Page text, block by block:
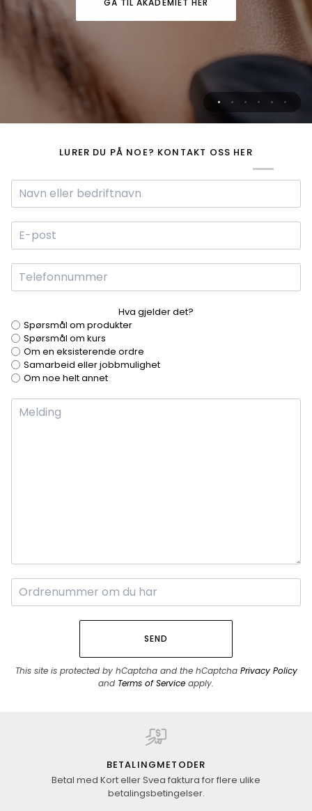
GÅ TIL AKADEMIET HER
LURER DU PÅ NOE? KONTAKT OSS HER
Hva gjelder det?
Spørsmål om produkter
Spørsmål om kurs
Om en eksisterende ordre
Samarbeid eller jobbmulighet
Om noe helt annet
SEND
This site is protected by hCaptcha and the hCaptcha Privacy Policy
and Terms of Service apply.
BETALINGMETODER
Betal med Kort eller Svea faktura for flere ulike
betalingsbetingelser.